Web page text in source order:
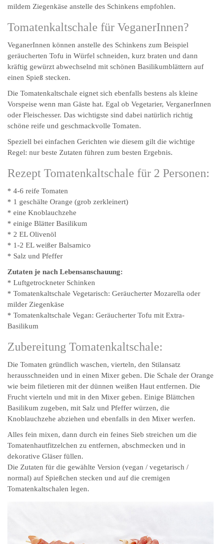
mildem Ziegenkäse anstelle des Schinkens empfohlen.
Tomatenkaltschale für VeganerInnen?
VeganerInnen können anstelle des Schinkens zum Beispiel
geräucherten Tofu in Würfel schneiden, kurz braten und dann
kräftig gewürzt abwechselnd mit schönen Basilikumblättern auf
einen Spieß stecken.
Die Tomatenkaltschale eignet sich ebenfalls bestens als kleine
Vorspeise wenn man Gäste hat. Egal ob Vegetarier, VerganerInnen
oder Fleischesser. Das wichtigste sind dabei natürlich richtig
schöne reife und geschmackvolle Tomaten.
Speziell bei einfachen Gerichten wie diesem gilt die wichtige
Regel: nur beste Zutaten führen zum besten Ergebnis.
Rezept Tomatenkaltschale für 2 Personen:
* 4-6 reife Tomaten
* 1 geschälte Orange (grob zerkleinert)
* eine Knoblauchzehe
* einige Blätter Basilikum
* 2 EL Olivenöl
* 1-2 EL weißer Balsamico
* Salz und Pfeffer
Zutaten je nach Lebensanschauung:
* Luftgetrockneter Schinken
* Tomatenkaltschale Vegetarisch: Geräucherter Mozarella oder
milder Ziegenkäse
* Tomatenkaltschale Vegan: Geräucherter Tofu mit Extra-
Basilikum
Zubereitung Tomatenkaltschale:
Die Tomaten gründlich waschen, vierteln, den Stilansatz
herausschneiden und in einen Mixer geben. Die Schale der Orange
wie beim filetieren mit der dünnen weißen Haut entfernen. Die
Frucht vierteln und mit in den Mixer geben. Einige Blättchen
Basilikum zugeben, mit Salz und Pfeffer würzen, die
Knoblauchzehe abziehen und ebenfalls in den Mixer werfen.
Alles fein mixen, dann durch ein feines Sieb streichen um die
Tomatenhautfitzelchen zu entfernen, abschmecken und in
dekorative Gläser füllen.
Die Zutaten für die gewählte Version (vegan / vegetarisch /
normal) auf Spießchen stecken und auf die cremigen
Tomatenkaltschalen legen.